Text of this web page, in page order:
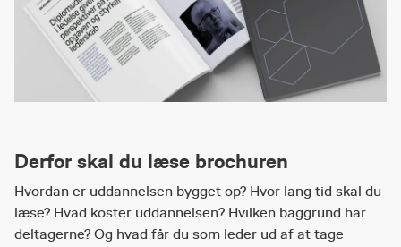
Derfor skal du læse brochuren
Hvordan er uddannelsen bygget op? Hvor lang tid skal du
læse? Hvad koster uddannelsen? Hvilken baggrund har
deltagerne? Og hvad får du som leder ud af at tage